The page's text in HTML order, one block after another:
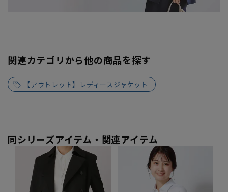
関連カテゴリから他の商品を探す
【アウトレット】レディースジャケット
同シリーズアイテム・関連アイテム